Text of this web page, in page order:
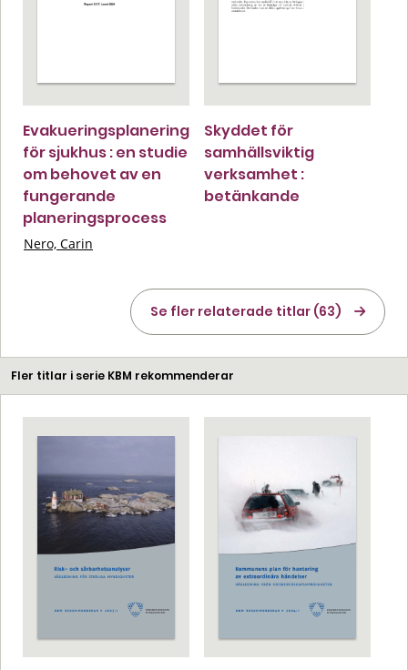
Evakueringsplanering
för sjukhus : en studie
om behovet av en
fungerande
planeringsprocess
Nero, Carin
Skyddet för
samhällsviktig
verksamhet :
betänkande
Se fler relaterade titlar (63)
Fler titlar i serie KBM rekommenderar